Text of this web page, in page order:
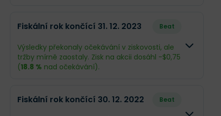
Příjmy -$21,7 mil.
Fiskální rok končící 31. 12. 2023 Beat
Výsledky překonaly očekávání v ziskovosti, ale
tržby mírně zaostaly. Zisk na akcii dosáhl -$0,75
(18.8 % nad očekávání).
$130,2
Fiskální rok končící 30. 12. 2022 Beat